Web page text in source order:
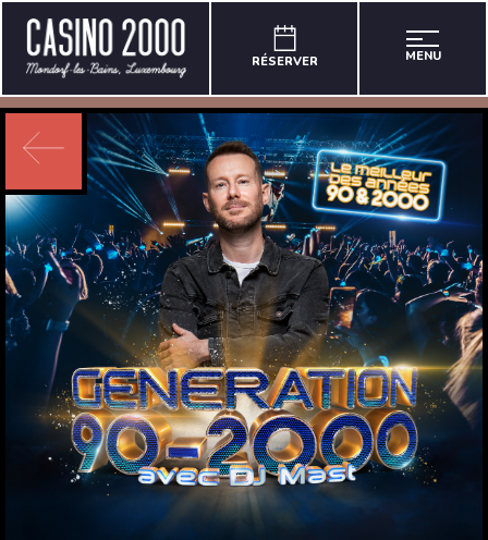
RÉSERVER MENU